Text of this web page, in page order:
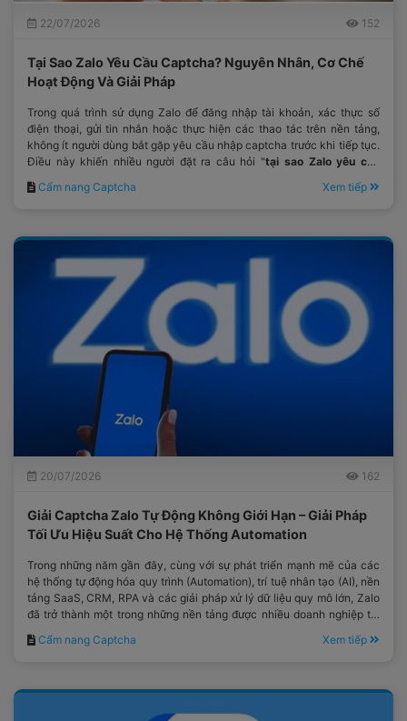
22/07/2026 152
Tại Sao Zalo Yêu Cầu Captcha? Nguyên Nhân, Cơ Chế
Hoạt Động Và Giải Pháp
Trong quá trình sử dụng Zalo để đăng nhập tài khoản, xác thực số
điện thoại, gửi tin nhắn hoặc thực hiện các thao tác trên nền tảng,
không ít người dùng bắt gặp yêu cầu nhập captcha trước khi tiếp tục.
Điều này khiến nhiều người đặt ra câu hỏi "tại sao Zalo yêu cầu
Cẩm nang Captcha Xem tiếp
20/07/2026 162
Giải Captcha Zalo Tự Động Không Giới Hạn – Giải Pháp
Tối Ưu Hiệu Suất Cho Hệ Thống Automation
Trong những năm gần đây, cùng với sự phát triển mạnh mẽ của các
hệ thống tự động hóa quy trình (Automation), trí tuệ nhân tạo (AI), nền
tảng SaaS, CRM, RPA và các giải pháp xử lý dữ liệu quy mô lớn, Zalo
đã trở thành một trong những nền tảng được nhiều doanh nghiệp tại
Cẩm nang Captcha Xem tiếp